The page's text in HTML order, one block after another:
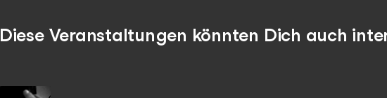
Diese Veranstaltungen könnten Dich auch